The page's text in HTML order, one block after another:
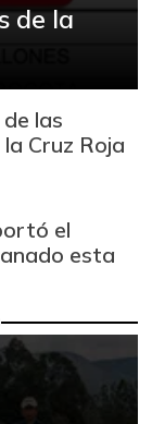
de la
las
Cruz Roja
el
esta